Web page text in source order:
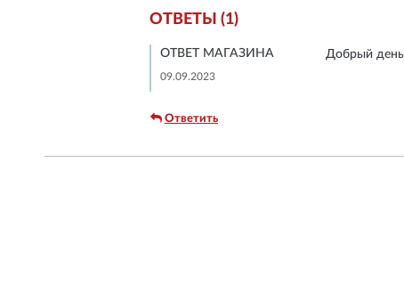
ОТВЕТЫ (1)
ОТВЕТ МАГАЗИНА
09.09.2023
Добрый
Ответить